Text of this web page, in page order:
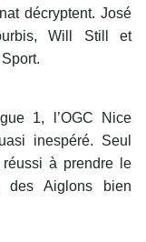
décryptent. José
Will Still et
1, l’OGC Nice
inespéré. Seul
à prendre le
des Aiglons bien